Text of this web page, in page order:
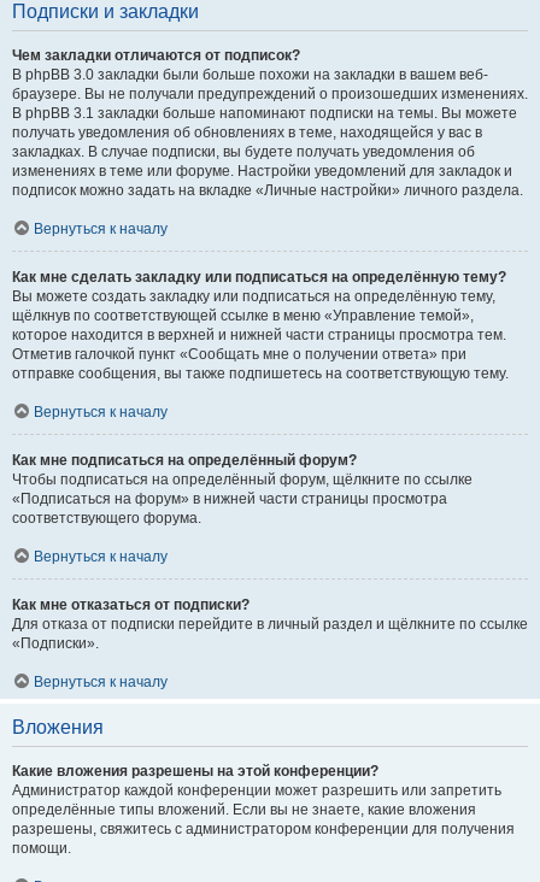
Подписки и закладки
Чем закладки отличаются от подписок?
В phpBB 3.0 закладки были больше похожи на закладки в вашем веб-
браузере. Вы не получали предупреждений о произошедших изменениях.
В phpBB 3.1 закладки больше напоминают подписки на темы. Вы можете
получать уведомления об обновлениях в теме, находящейся у вас в
закладках. В случае подписки, вы будете получать уведомления об
изменениях в теме или форуме. Настройки уведомлений для закладок и
подписок можно задать на вкладке «Личные настройки» личного раздела.
Вернуться к началу
Как мне сделать закладку или подписаться на определённую тему?
Вы можете создать закладку или подписаться на определённую тему,
щёлкнув по соответствующей ссылке в меню «Управление темой»,
которое находится в верхней и нижней части страницы просмотра тем.
Отметив галочкой пункт «Сообщать мне о получении ответа» при
отправке сообщения, вы также подпишетесь на соответствующую тему.
Вернуться к началу
Как мне подписаться на определённый форум?
Чтобы подписаться на определённый форум, щёлкните по ссылке
«Подписаться на форум» в нижней части страницы просмотра
соответствующего форума.
Вернуться к началу
Как мне отказаться от подписки?
Для отказа от подписки перейдите в личный раздел и щёлкните по ссылке
«Подписки».
Вернуться к началу
Вложения
Какие вложения разрешены на этой конференции?
Администратор каждой конференции может разрешить или запретить
определённые типы вложений. Если вы не знаете, какие вложения
разрешены, свяжитесь с администратором конференции для получения
помощи.